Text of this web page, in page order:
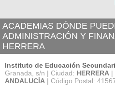
ACADEMIAS DÓNDE
ADMINISTRACIÓN Y
HERRERA
Instituto de Educación
Granada, s/n | Ciudad: HERRERA |
ANDALUCÍA | Código Postal: